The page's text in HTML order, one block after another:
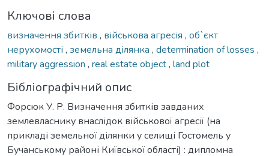
Ключові слова
визначення збитків , військова агресія , об`єкт
нерухомості , земельна ділянка , determination of losses ,
military aggression , real estate object, land plot
Бібліографічний опис
Форсюк У. Р. Визначення збитків завданих
землевласнику внаслідок військової агресії (на
прикладі земельної ділянки у селищі Гостомель у
Бучанському районі Київської області) : дипломна